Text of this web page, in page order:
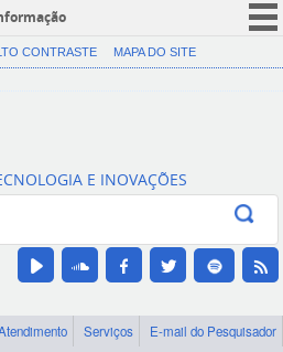
CORONAVÍRUS (COVID-19)
Canais
CONTRASTE MAPA DO SITE
E INOVAÇÕES
Serviços
E-mail do Pesquisador